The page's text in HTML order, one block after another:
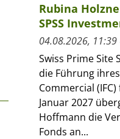
Rubina
SPSS
04.08.2026, 11:39
Swiss Prime Site
die Führung
Commercial
Januar 2027
Hoffmann die
Fonds an...